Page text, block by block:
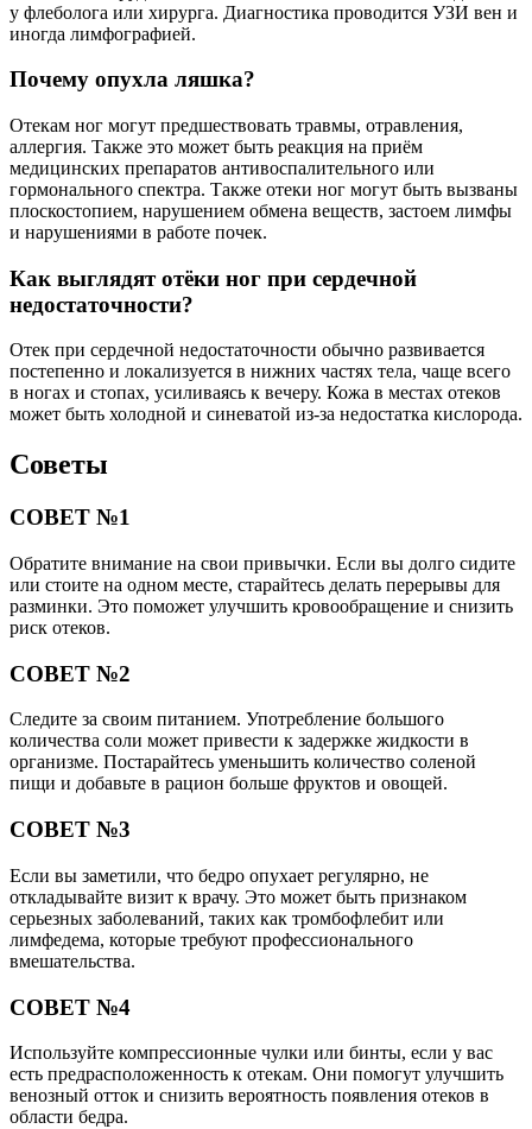
у флеболога или хирурга. Диагностика проводится УЗИ вен и
иногда лимфографией.
Почему опухла ляшка?
Отекам ног могут предшествовать травмы, отравления,
аллергия. Также это может быть реакция на приём
медицинских препаратов антивоспалительного или
гормонального спектра. Также отеки ног могут быть вызваны
плоскостопием, нарушением обмена веществ, застоем лимфы
и нарушениями в работе почек.
Как выглядят отёки ног при сердечной
недостаточности?
Отек при сердечной недостаточности обычно развивается
постепенно и локализуется в нижних частях тела, чаще всего
в ногах и стопах, усиливаясь к вечеру. Кожа в местах отеков
может быть холодной и синеватой из-за недостатка кислорода.
Советы
СОВЕТ №1
Обратите внимание на свои привычки. Если вы долго сидите
или стоите на одном месте, старайтесь делать перерывы для
разминки. Это поможет улучшить кровообращение и снизить
риск отеков.
СОВЕТ №2
Следите за своим питанием. Употребление большого
количества соли может привести к задержке жидкости в
организме. Постарайтесь уменьшить количество соленой
пищи и добавьте в рацион больше фруктов и овощей.
СОВЕТ №3
Если вы заметили, что бедро опухает регулярно, не
откладывайте визит к врачу. Это может быть признаком
серьезных заболеваний, таких как тромбофлебит или
лимфедема, которые требуют профессионального
вмешательства.
СОВЕТ №4
Используйте компрессионные чулки или бинты, если у вас
есть предрасположенность к отекам. Они помогут улучшить
венозный отток и снизить вероятность появления отеков в
области бедра.